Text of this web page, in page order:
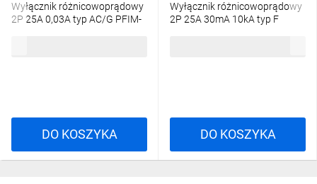
Wyłącznik różnicowoprądowy
2P 25A 0,03A typ AC/G PFIM-
DO KOSZYKA
Wyłącznik różnicowoprądowy
2P 25A 30mA 10kA typ F
DO KOSZYKA